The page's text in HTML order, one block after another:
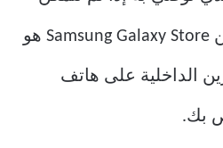
من تنزيل التطبيقات من Samsung Galaxy Store هو
الداخلية على هاتف